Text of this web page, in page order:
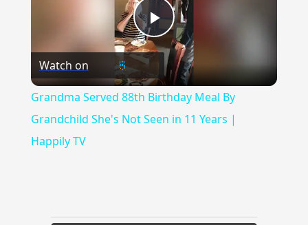
Play
Video
Watch on
Grandma Served 88th Birthday Meal By
Grandchild She's Not Seen in 11 Years |
Happily TV